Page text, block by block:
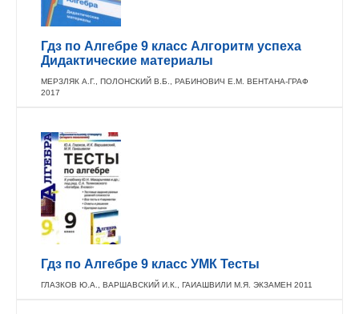
Гдз по Алгебре 9 класс Алгоритм успеха
Дидактические материалы
МЕРЗЛЯК А.Г., ПОЛОНСКИЙ В.Б., РАБИНОВИЧ Е.М. ВЕНТАНА-ГРАФ
2017
Гдз по Алгебре 9 класс УМК Тесты
ГЛАЗКОВ Ю.А., ВАРШАВСКИЙ И.К., ГАИАШВИЛИ М.Я. ЭКЗАМЕН 2011